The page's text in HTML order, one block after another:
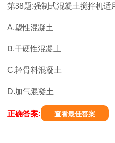
第38题:强制式混凝土搅拌机适
A.塑性混凝土
B.干硬性混凝土
C.轻骨料混凝土
D.加气混凝土
正确答案: 查看最佳答案